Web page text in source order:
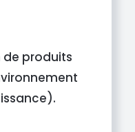
produits